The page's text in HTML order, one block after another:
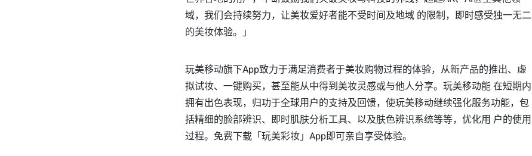
域，我们会持续努力，让美妆爱好者能不受时间及地域 的限制，即时感受独一无二
的美妆体验。」
玩美移动旗下App致力于满足消费者于美妆购物过程的体验，从新产品的推出、虚
拟试妆、一键购买，甚至能从中得到美妆灵感或与他人分享。玩美移动能 在短期内
拥有出色表现，归功于全球用户的支持及回馈，使玩美移动继续强化服务功能，包
括精细的脸部辨识、即时肌肤分析工具、以及肤色辨识系统等等，优化用 户的使用
过程。免费下载「玩美彩妆」App即可亲自享受体验。